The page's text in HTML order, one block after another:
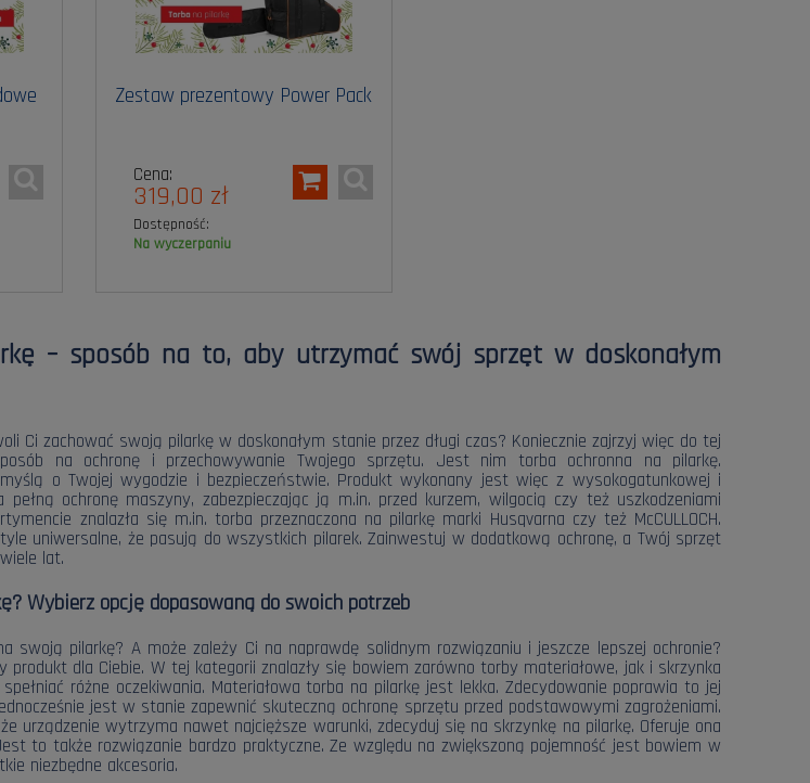
Zestaw prezentowy Power Pack
Cena:
319,00 zł
Dostępność:
na wyczerpaniu
– sposób na to, aby utrzymać swój sprzęt w doskonałym
Ci zachować swoją pilarkę w doskonałym stanie przez długi czas? Koniecznie zajrzyj więc do tej
na ochronę i przechowywanie Twojego sprzętu. Jest nim torba ochronna na pilarkę.
o Twojej wygodzie i bezpieczeństwie. Produkt wykonany jest więc z wysokogatunkowej i
pełną ochronę maszyny, zabezpieczając ją m.in. przed kurzem, wilgocią czy też uszkodzeniami
znalazła się m.in. torba przeznaczona na pilarkę marki Husqvarna czy też McCULLOCH.
uniwersalne, że pasują do wszystkich pilarek. Zainwestuj w dodatkową ochronę, a Twój sprzęt
lat.
Wybierz opcję dopasowaną do swoich potrzeb
swoją pilarkę? A może zależy Ci na naprawdę solidnym rozwiązaniu i jeszcze lepszej ochronie?
produkt dla Ciebie. W tej kategorii znalazły się bowiem zarówno torby materiałowe, jak i skrzynka
różne oczekiwania. Materiałowa torba na pilarkę jest lekka. Zdecydowanie poprawia to jej
jest w stanie zapewnić skuteczną ochronę sprzętu przed podstawowymi zagrożeniami.
urządzenie wytrzyma nawet najcięższe warunki, zdecyduj się na skrzynkę na pilarkę. Oferuje ona
to także rozwiązanie bardzo praktyczne. Ze względu na zwiększoną pojemność jest bowiem w
niezbędne akcesoria.